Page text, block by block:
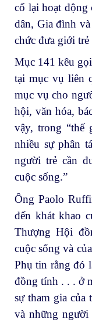
cố lại hoạt động
dân, Gia đình
chức đưa giới trẻ
Mục 141 kêu
tại mục vụ liên
mục vụ cho
hội, văn hóa,
vậy, trong “thế
nhiều sự phân
người trẻ cần
cuộc sống.”
Ông Paolo
đến khát khao
Thượng Hội
cuộc sống và
Phụ tin rằng đó
đồng tính . . . ở
sự tham gia của
và những